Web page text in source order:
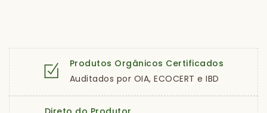
Produtos Orgânicos Certificados
Auditados por OIA, ECOCERT e IBD